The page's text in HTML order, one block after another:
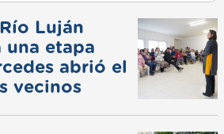
Luján
una etapa
abrió el
vecinos